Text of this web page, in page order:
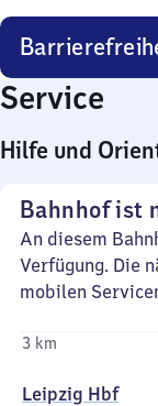
Service
Hilfe und
Bahnhof ist
An diesem
Verfügung. Die
mobilen
3 km
Leipzig Hbf